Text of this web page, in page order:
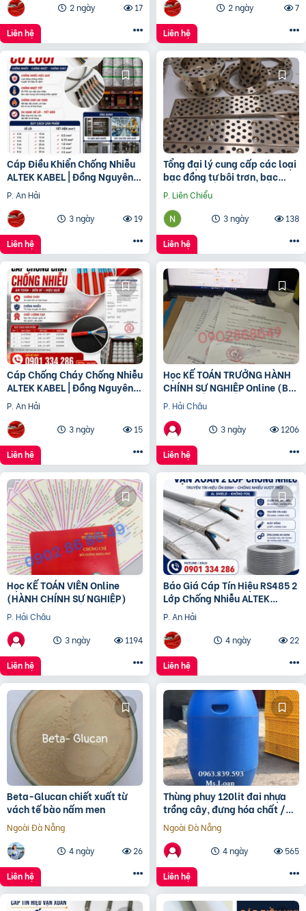
2 ngày
17
Liên hệ
2 ngày
7
Liên hệ
Cáp Điều Khiển Chống Nhiễu
ALTEK KABEL | Đồng Nguyên
Chất 100%, Chất Lượng Cao
P. An Hải
3 ngày
19
Liên hệ
Tổng đại lý cung cấp các loại
bạc đồng tự bôi trơn, bạc
cầu, bạc Graphite
P. Liên Chiểu
3 ngày
138
Liên hệ
Cáp Chống Cháy Chống Nhiễu
ALTEK KABEL | Đồng Nguyên
Chất 100%, Đảm Bảo An Toàn
Công Trình
P. An Hải
3 ngày
15
Liên hệ
Học KẾ TOÁN TRƯỞNG HÀNH
CHÍNH SỰ NGHIỆP Online (Bộ
tài chính) cấp chứng chỉ để
bổ nhiệm
P. Hải Châu
3 ngày
1206
Liên hệ
Học KẾ TOÁN VIÊN Online
(HÀNH CHÍNH SỰ NGHIỆP)
P. Hải Châu
3 ngày
1194
Liên hệ
Báo Giá Cáp Tín Hiệu RS485 2
Lớp Chống Nhiễu ALTEK
KABEL | Đồng Nguyên Chất
100%, Chống Nhiễu Tối
P. An Hải
4 ngày
22
Liên hệ
Beta-Glucan chiết xuất từ
vách tế bào nấm men
Ngoài Đà Nẵng
4 ngày
26
Liên hệ
Thùng phuy 120lit đai nhựa
trồng cây, đựng hóa chất /
0963 839 593 Ms.Loan
Ngoài Đà Nẵng
4 ngày
565
Liên hệ